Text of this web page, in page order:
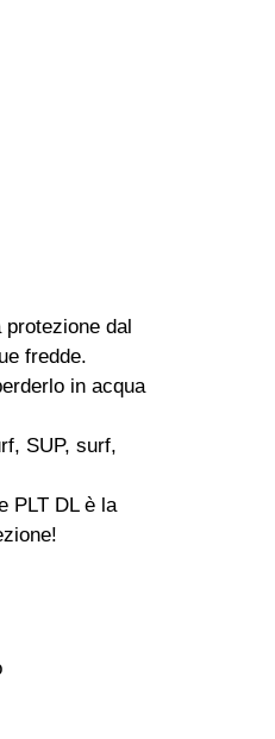
dal
fredde.
in acqua
SUP, surf,
PLT DL è la